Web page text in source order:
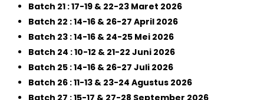
Batch 21 : 17-19 & 22-23 Maret 2026
Batch 22 : 14-16 & 26-27 April 2026
Batch 23 : 14-16 & 24-25 Mei 2026
Batch 24 : 10-12 & 21-22 Juni 2026
Batch 25 : 14-16 & 26-27 Juli 2026
Batch 26 : 11-13 & 23-24 Agustus 2026